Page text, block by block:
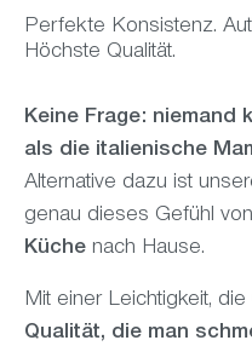
Perfekte Konsistenz.
Höchste Qualität.
Keine Frage: niemand
als die italienische
Alternative dazu ist
genau dieses Gefühl von
Küche nach Hause.
Mit einer Leichtigkeit,
Qualität, die man